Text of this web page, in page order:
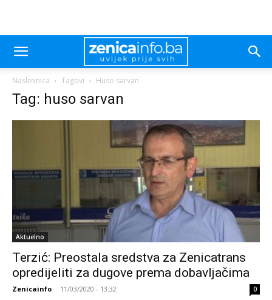
Naslovnica Tagovi Huso sarvan
Tag: huso sarvan
Aktuelno
Terzić: Preostala sredstva za Zenicatrans
opredijeliti za dugove prema dobavljačima
Zenicainfo - 11/03/2020 - 13:32 0